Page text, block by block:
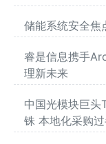
储能系统安全焦
睿是信息携手
理新未来
中国光模块巨
铢 本地化采购